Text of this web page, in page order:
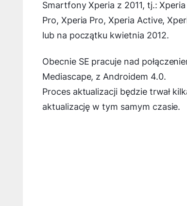
Smartfony Xperia z 2011, tj.:
Pro, Xperia Pro, Xperia Active,
lub na początku kwietnia 2012.
Obecnie SE pracuje nad
Mediascape, z Androidem 4.0.
Proces aktualizacji będzie trwał
aktualizację w tym samym czasie.